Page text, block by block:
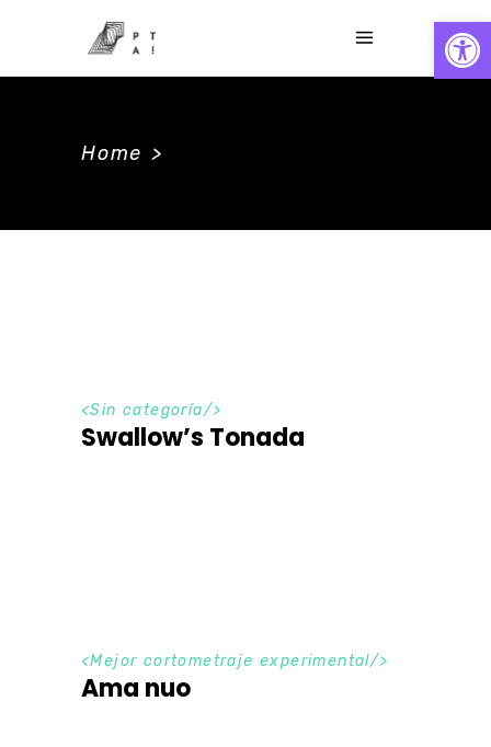
Home >
<Sin categoría/>
Swallow’s Tonada
<Mejor cortometraje experimental/>
Ama nuo